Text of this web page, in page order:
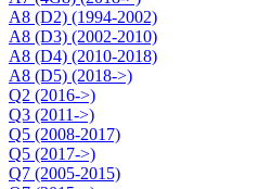
A8 (D2) (1994-2002)
A8 (D3) (2002-2010)
A8 (D4) (2010-2018)
A8 (D5) (2018->)
Q2 (2016->)
Q3 (2011->)
Q5 (2008-2017)
Q5 (2017->)
Q7 (2005-2015)